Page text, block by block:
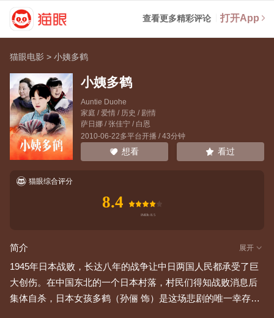
查看更多精彩评论 打开App
猫眼电影 >小姨多鹤
小姨多鹤
Auntie Duohe
家庭 / 爱情 / 历史 / 剧情
萨日娜/张佳宁/ 白恩
2010-06-22多平台开播 / 43分钟
想看 看过
猫眼综合评分
8.4
简介 展开
1945年日本战败，长达八年的战争让中日两国人民都承受了巨
大创伤。在中国东北的一个日本村落，村民们得知战败消息后
集体自杀，日本女孩多鹤（孙俪 饰）是这场悲剧的唯一幸存